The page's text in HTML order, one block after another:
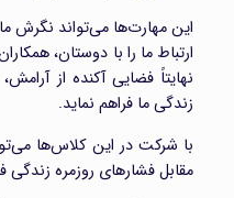
این مهارت‌ها می‌تواند نگرش
ارتباط ما را با دوستان،
نهایتاً فضایی آکنده از
زندگی ما فراهم نماید.
با شرکت در این کلاس‌ها
مقابل فشارهای روزمره زندگی